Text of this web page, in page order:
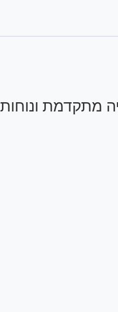
מתקדמת ונוחות